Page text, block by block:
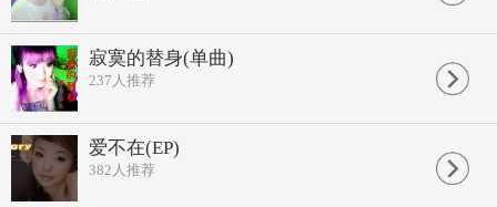
寂寞的替身(单曲)
237 人推荐
爱不在(EP)
382 人推荐